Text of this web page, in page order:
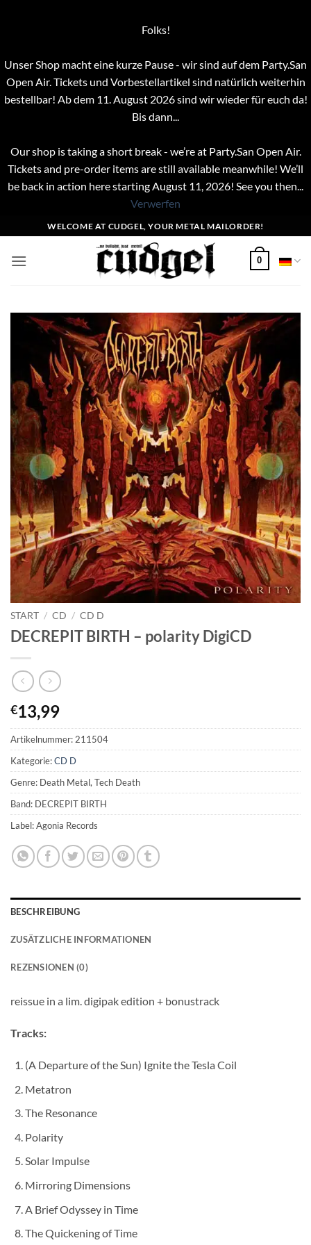
Folks!
Unser Shop macht eine kurze Pause - wir sind auf dem Party.San
Open Air. Tickets und Vorbestellartikel sind natürlich weiterhin
bestellbar! Ab dem 11. August 2026 sind wir wieder für euch da!
Bis dann...
Our shop is taking a short break - we’re at Party.San Open Air.
Tickets and pre-order items are still available meanwhile! We’ll
be back in action here starting August 11, 2026! See you then...
Verwerfen
Inhalt
springen
WELCOME AT CUDGEL, YOUR METAL MAILORDER!
0
START / CD / CD D
DECREPIT BIRTH – polarity DigiCD
€13,99
Artikelnummer:211504
Kategorie:CD D
Genre: Death Metal, Tech Death
Band: DECREPIT BIRTH
Label: Agonia Records
BESCHREIBUNG
ZUSÄTZLICHE INFORMATIONEN
REZENSIONEN (0)
reissue in a lim. digipak edition + bonustrack
Tracks:
(A Departure of the Sun) Ignite the Tesla Coil
Metatron
The Resonance
Polarity
Solar Impulse
Mirroring Dimensions
A Brief Odyssey in Time
The Quickening of Time